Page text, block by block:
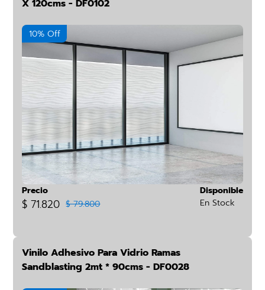
X 120cms - DF0102
10% Off
Precio
$ 71.820 $ 79.800
Disponible
En Stock
Vinilo Adhesivo Para Vidrio Ramas
Sandblasting 2mt * 90cms - DF0028